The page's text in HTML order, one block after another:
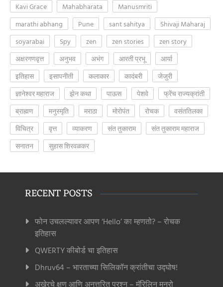
Kavi Grace
Mahabharata
Manusmriti
marathi abhang
Pune sant sahitya
Shivaji Maharaj
soyarabai
Spy zen zen stories
zen story
अक्षरगणवृत्त
अनुभव अभंग आरती प्रभू
आर्या
इतिहास
इसापनीती कलाकार कादंबरी
जेजुरी
ज्ञानेश्वर महाराज
झेन कथा पाऊस पेशवे
फ्रेंच राज्यक्रांती
ब्राह्मण
मनुस्मृति मराठा मोरोपंत रोचक
वसंततिलका
विचित्र
वृत्त व्याकरण संत तुकाराम
संत तुकाराम महाराज
सनातन
सुहास शिरवळकर
RECENT POSTS
फोन उचलल्यावर आपण ‘Hello’ का म्हणतो? – रोचक
इतिहास
QWERTY कीबोर्ड चा इतिहास
Dhruv64 – भारताच्या सिलिकॉन क्रांतीचा उद्घोष!
अखेरचे क्षण आणि अनुत्तरित प्रश्न – मॅरिलिन मन्रो